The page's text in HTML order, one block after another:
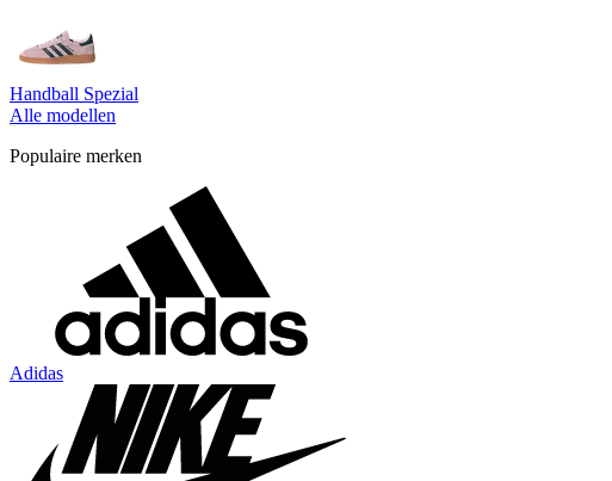
Handball Spezial
Alle modellen
Populaire merken
Adidas